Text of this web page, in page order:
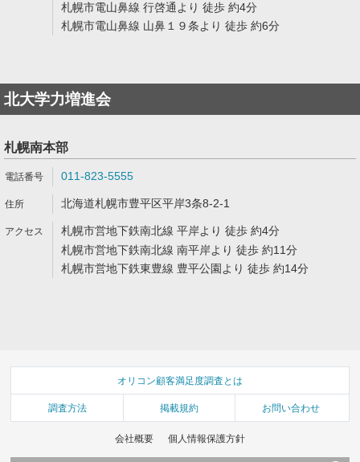
札幌市電山鼻線 行啓通より 徒歩 約4分
札幌市電山鼻線 山鼻１９条より 徒歩 約6分
北大学力増進会
札幌南本部
011-823-5555
北海道札幌市豊平区平岸3条8-2-1
札幌市営地下鉄南北線 平岸より 徒歩 約4分
札幌市営地下鉄南北線 南平岸より 徒歩 約11分
札幌市営地下鉄東豊線 豊平公園より 徒歩 約14分
オリコン顧客満足度調査とは
調査方法 掲載規約 お問い合わせ
会社概要 個人情報保護方針